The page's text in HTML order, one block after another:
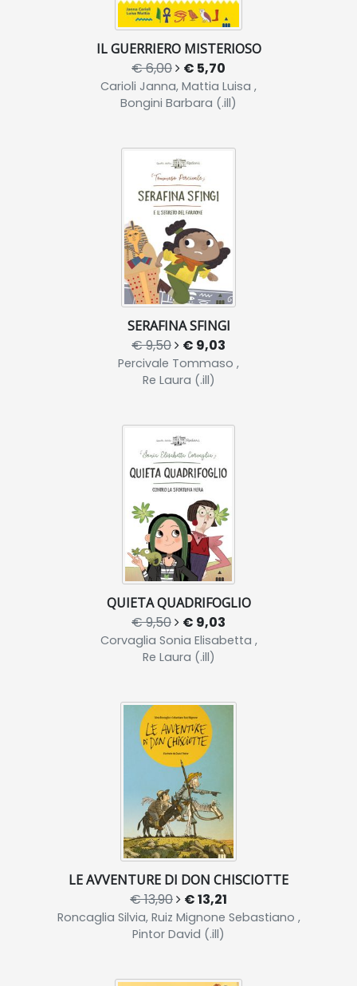
IL GUERRIERO MISTERIOSO
€ 6,00 € 5,70
Carioli Janna, Mattia Luisa ,
Bongini Barbara (.ill)
SERAFINA SFINGI
€ 9,50 € 9,03
Percivale Tommaso ,
Re Laura (.ill)
QUIETA QUADRIFOGLIO
€ 9,50 € 9,03
Corvaglia Sonia Elisabetta ,
Re Laura (.ill)
LE AVVENTURE DI DON CHISCIOTTE
€ 13,90 € 13,21
Roncaglia Silvia, Ruiz Mignone Sebastiano ,
Pintor David (.ill)